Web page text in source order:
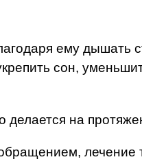
ему дышать
сон,
делается на
лечение